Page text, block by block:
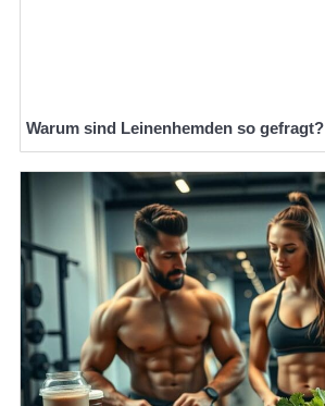
Warum sind Leinenhemden so gefragt?